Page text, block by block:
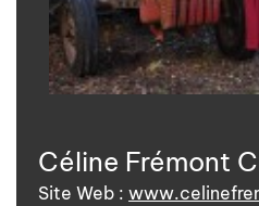
Céline Frémont
Site Web :